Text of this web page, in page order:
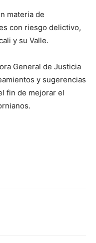
materia de
con riesgo delictivo,
y su Valle.
General de Justicia
y sugerencias
fin de mejorar el